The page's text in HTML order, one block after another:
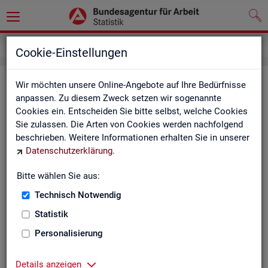
Cookie-Einstellungen
Wir möchten unsere Online-Angebote auf Ihre Bedürfnisse
anpassen. Zu diesem Zweck setzen wir sogenannte
Cookies ein. Entscheiden Sie bitte selbst, welche Cookies
Sie zulassen. Die Arten von Cookies werden nachfolgend
beschrieben. Weitere Informationen erhalten Sie in unserer
Datenschutzerklärung.
Bitte wählen Sie aus:
Technisch Notwendig
Statistik
Personalisierung
Details anzeigen
Im­pres­sum der Sta­tis­tik der Bun­
des­agen­tur für Ar­beit (BA)
In­for­ma­tio­nen über den Her­aus­ge­ber
Im­pres­sum der Bun­des­agen­tur für Ar­beit
Nut­zungs- und Be­zugs­be­din­gun­gen
Co­py­right und Mar­ken­schutz
Die In­hal­te des In­ter­net­auf­tritts der BA sowie die Pro­duk­te
der Sta­tis­tik der BA ste­hen im geis­ti­gen Ei­gen­tum der BA und